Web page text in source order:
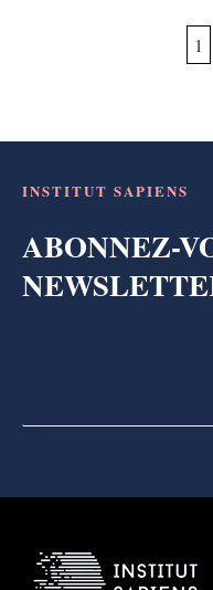
1
INSTITUT SAPIENS
ABONNEZ-